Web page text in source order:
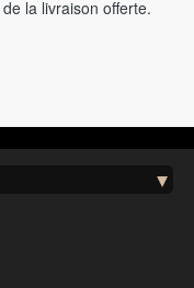
la livraison offerte.